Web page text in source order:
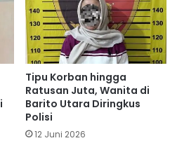
Tipu Korban hingga
Ratusan Juta, Wanita di
Barito Utara Diringkus
Polisi
12 Juni 2026